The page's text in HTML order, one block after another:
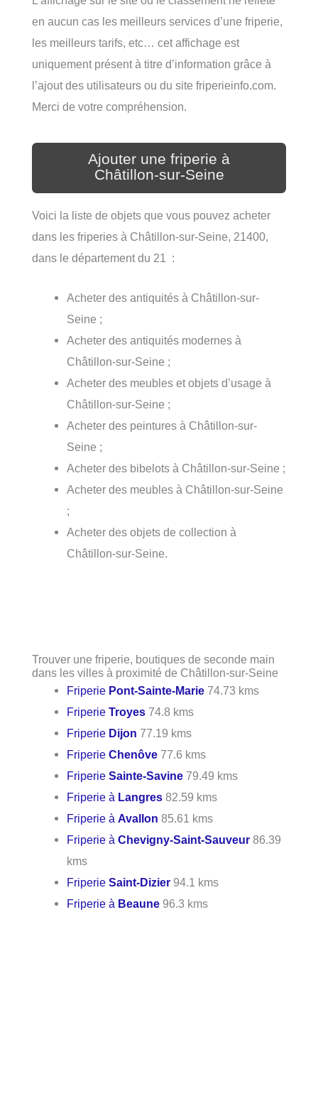
en aucun cas les meilleurs services d’une friperie,
les meilleurs tarifs, etc… cet affichage est
uniquement présent à titre d’information grâce à
l’ajout des utilisateurs ou du site friperieinfo.com.
Merci de votre compréhension.
Ajouter une friperie à
Châtillon-sur-Seine
Voici la liste de objets que vous pouvez acheter
dans les friperies à Châtillon-sur-Seine, 21400,
dans le département du 21 :
Acheter des antiquités à Châtillon-sur-
Seine ;
Acheter des antiquités modernes à
Châtillon-sur-Seine ;
Acheter des meubles et objets d’usage à
Châtillon-sur-Seine ;
Acheter des peintures à Châtillon-sur-
Seine ;
Acheter des bibelots à Châtillon-sur-Seine ;
Acheter des meubles à Châtillon-sur-Seine
;
Acheter des objets de collection à
Châtillon-sur-Seine.
Trouver une friperie, boutiques de seconde main
dans les villes à proximité de Châtillon-sur-Seine
Friperie Pont-Sainte-Marie 74.73 kms
FriperieTroyes 74.8 kms
Friperie Dijon 77.19 kms
FriperieChenôve 77.6 kms
FriperieSainte-Savine 79.49 kms
Friperie à Langres 82.59 kms
Friperie àAvallon 85.61 kms
Friperie àChevigny-Saint-Sauveur 86.39
kms
FriperieSaint-Dizier 94.1 kms
Friperie à Beaune 96.3 kms